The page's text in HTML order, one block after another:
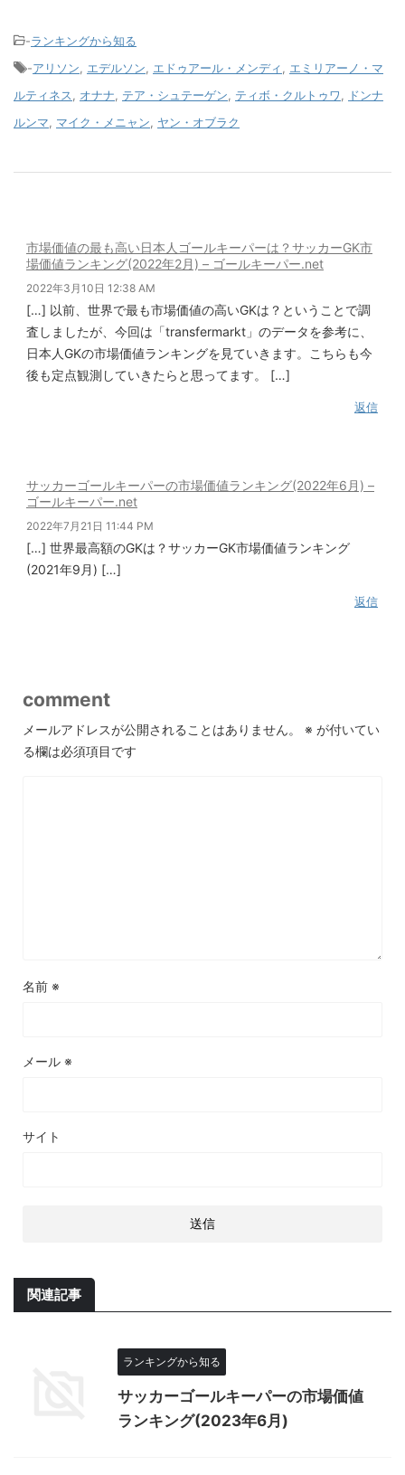
-ランキングから知る
-アリソン エデルソン エドゥアール・メンディ
エミリアーノ・マ
ルティネス
オナナ テア・シュテーゲン ティボ・クルトゥワ
ドンナ
ルンマ
マイク・メニャン ヤン・オブラク
市場価値の最も高い日本人ゴールキーパーは？サッカーGK市
場価値ランキング(2022年2月) – ゴールキーパー.net
2022年3月10日 12:38 AM
[…] 以前、世界で最も市場価値の高いGKは？ということで調
査しましたが、今回は「transfermarkt」のデータを参考に、
日本人GKの市場価値ランキングを見ていきます。こちらも今
後も定点観測していきたらと思ってます。 […]
返信
サッカーゴールキーパーの市場価値ランキング(2022年6月) –
ゴールキーパー.net
2022年7月21日 11:44 PM
[…] 世界最高額のGKは？サッカーGK市場価値ランキング
(2021年9月) […]
返信
comment
メールアドレスが公開されることはありません。 ※ が付いてい
る欄は必須項目です
名前 ※
メール ※
サイト
関連記事
ランキングから知る
サッカーゴールキーパーの市場価値
ランキング(2023年6月)